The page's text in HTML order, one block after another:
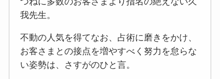
我先生。
不動の人気を得てなお、占術に磨きをかけ、
お客さまとの接点を増やすべく努力を怠らな
い姿勢は、さすがのひと言。